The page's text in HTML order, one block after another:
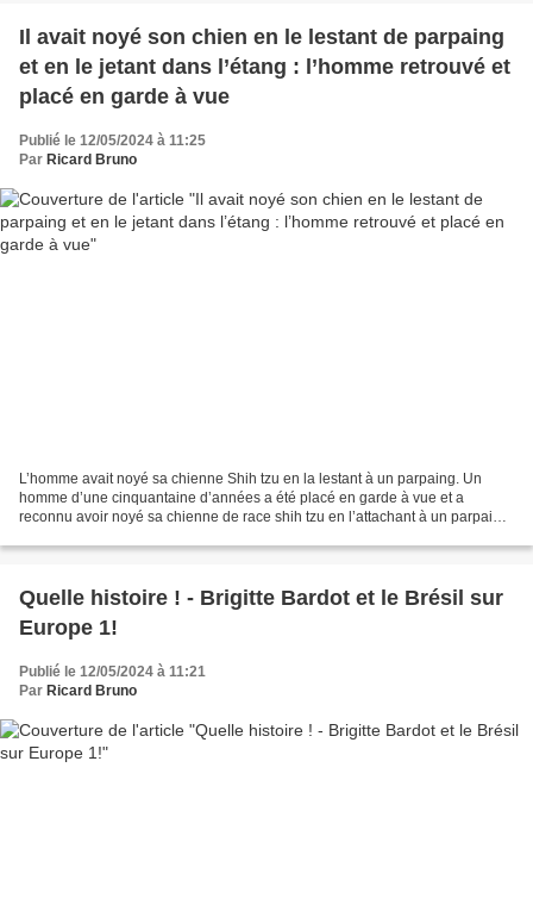
Il avait noyé son chien en le lestant de parpaing
et en le jetant dans l’étang : l’homme retrouvé et
placé en garde à vue
Publié le 12/05/2024 à 11:25
Par Ricard Bruno
L’homme avait noyé sa chienne Shih tzu en la lestant à un parpaing. Un
homme d’une cinquantaine d’années a été placé en garde à vue et a
reconnu avoir noyé sa chienne de race shih tzu en l’attachant à un parpaing
Quelle histoire ! - Brigitte Bardot et le Brésil sur
Europe 1!
Publié le 12/05/2024 à 11:21
Par Ricard Bruno